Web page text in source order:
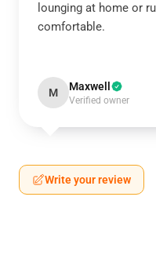
lounging at home or
comfortable.
M Maxwell
Verified owner
Write your review